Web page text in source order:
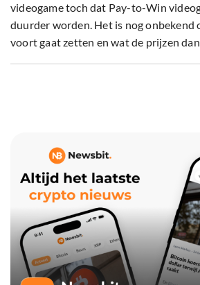
videogame toch dat Pay-to-Win
duurder worden. Het is nog onbekend
voort gaat zetten en wat de prijzen